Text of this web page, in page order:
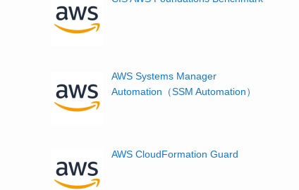
AWS Systems Manager
Automation（SSM Automation）
AWS CloudFormation Guard